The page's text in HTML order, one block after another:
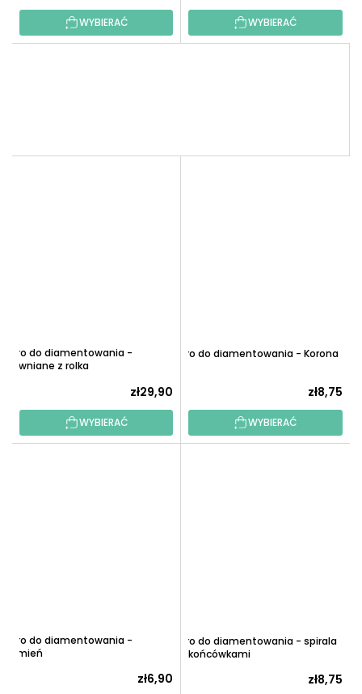
WYBIERAĆ WYBIERAĆ
Pióro do diamentowania -
drewniane z rolką
zł29,90
WYBIERAĆ
Pióro do diamentowania - Korona
zł8,75
WYBIERAĆ
Pióro do diamentowania -
Płomień
zł6,90
Pióro do diamentowania - spirala
z 5 końcówkami
zł8,75